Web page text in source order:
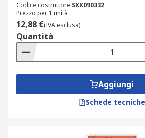
Codice costruttore SXX090332
Prezzo per 1 unità
12,88 €(IVA esclusa)
Quantità
Aggiungi
Schede tecniche